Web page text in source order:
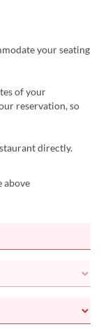
your seating
of your
reservation, so
directly.
above